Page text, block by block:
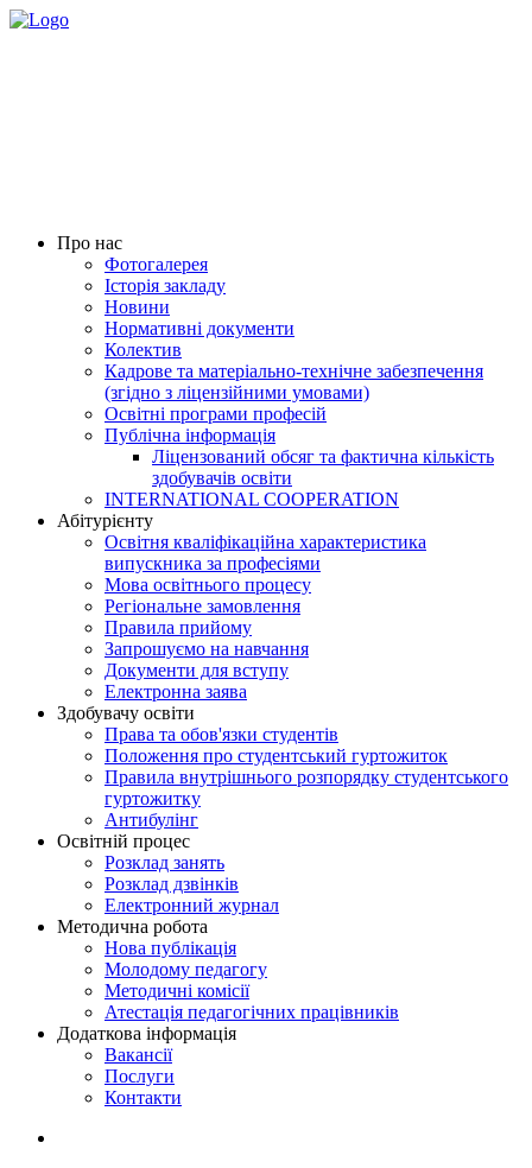
Про нас
Фотогалерея
Історія закладу
Новини
Нормативні документи
Колектив
Кадрове та матеріально-технічне забезпечення
(згідно з ліцензійними умовами)
Освітні програми професій
Публічна інформація
Ліцензований обсяг та фактична кількість
здобувачів освіти
INTERNATIONAL COOPERATION
Абітурієнту
Освітня кваліфікаційна характеристика
випускника за професіями
Мова освітнього процесу
Регіональне замовлення
Правила прийому
Запрошуємо на навчання
Документи для вступу
Електронна заява
Здобувачу освіти
Права та обов'язки студентів
Положення про студентський гуртожиток
Правила внутрішнього розпорядку студентського
гуртожитку
Антибулінг
Освітній процес
Розклад занять
Розклад дзвінків
Електронний журнал
Методична робота
Нова публікація
Молодому педагогу
Методичні комісії
Атестація педагогічних працівників
Додаткова інформація
Вакансії
Послуги
Контакти